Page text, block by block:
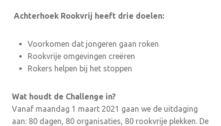
Achterhoek Rookvrij heeft drie doelen:
Voorkomen dat jongeren gaan roken
Rookvrije omgevingen creëren
Rokers helpen bij het stoppen
Wat houdt de Challenge in?
Vanaf maandag 1 maart 2021 gaan we de uitdaging
aan: 80 dagen, 80 organisaties, 80 rookvrije plekken. De